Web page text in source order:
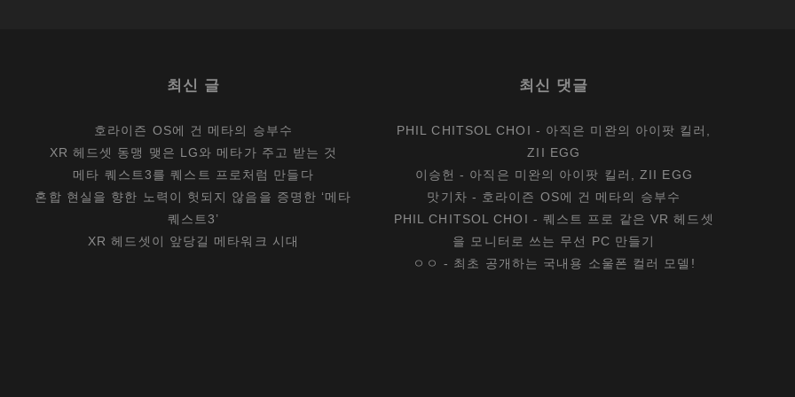
최신 글
호라이즌 OS에 건 메타의 승부수
XR 헤드셋 동맹 맺은 LG와 메타가 주고 받는 것
메타 퀘스트3를 퀘스트 프로처럼 만들다
혼합 현실을 향한 노력이 헛되지 않음을 증명한 ‘메타
퀘스트3’
XR 헤드셋이 앞당길 메타워크 시대
최신 댓글
PHIL CHITSOL CHOI - 아직은 미완의 아이팟 킬러,
ZII EGG
이승헌 - 아직은 미완의 아이팟 킬러, ZII EGG
맛기차 - 호라이즌 OS에 건 메타의 승부수
PHIL CHITSOL CHOI - 퀘스트 프로 같은 VR 헤드셋
을 모니터로 쓰는 무선 PC 만들기
ㅇㅇ - 최초 공개하는 국내용 소울폰 컬러 모델!